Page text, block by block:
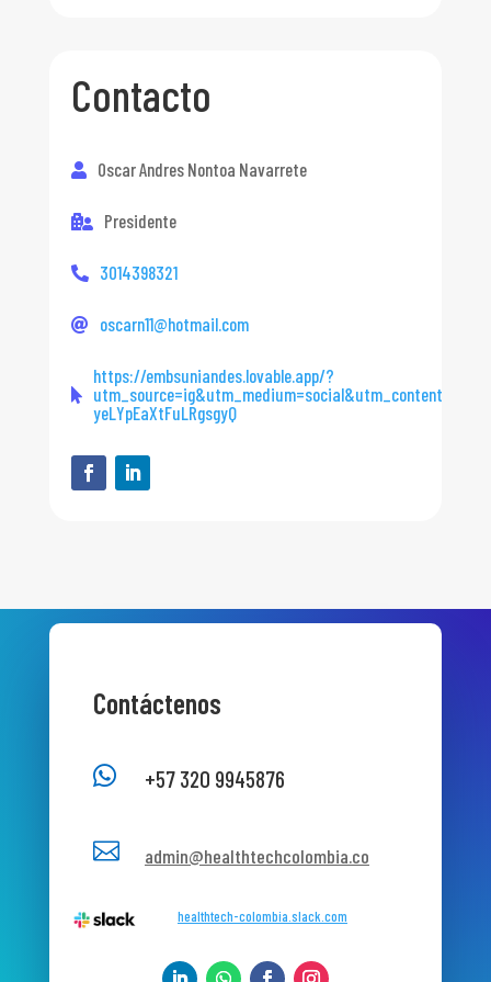
Contacto
Oscar Andres Nontoa Navarrete
Presidente
3014398321
oscarn11@hotmail.com
https://embsuniandes.lovable.app/?
yeLYpEaXtFuLRgsgyQ
Contáctenos
 +57 320 9945876
 admin@healthtechcolombia.co
healthtech-colombia.slack.com